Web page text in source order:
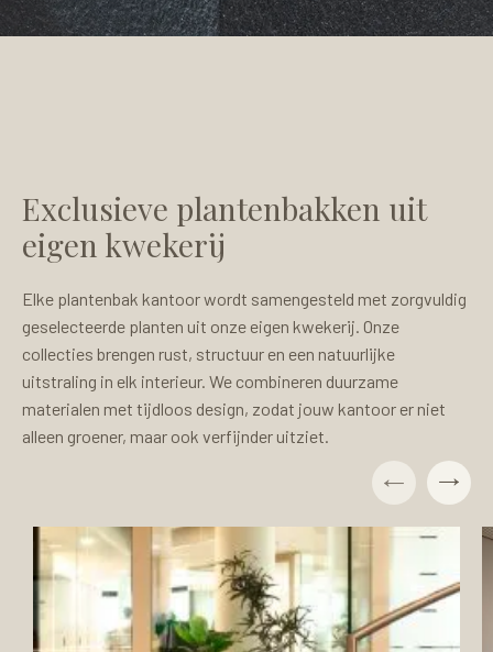
Exclusieve plantenbakken uit
eigen kwekerij
Elke plantenbak kantoor wordt samengesteld met zorgvuldig
geselecteerde planten uit onze eigen kwekerij. Onze
collecties brengen rust, structuur en een natuurlijke
uitstraling in elk interieur. We combineren duurzame
materialen met tijdloos design, zodat jouw kantoor er niet
alleen groener, maar ook verfijnder uitziet.